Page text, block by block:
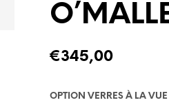
€345,00
OPTION VERRES À LA